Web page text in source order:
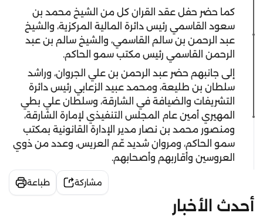
كما حضر حفل عقد القران كل من الشيخ محمد بن
سعود القاسمي رئيس دائرة المالية المركزية، والشيخ
عبد الرحمن بن سالم القاسمي، والشيخ سالم بن عبد
الرحمن القاسمي رئيس مكتب سمو الحاكم.
إلى جانبهم حضر عبد الرحمن بن علي الجروان، وراشد
سلطان بن طليعة، ومحمد عبيد الزعابي رئيس دائرة
التشريفات والضيافة في الشارقة، وسلطان علي بطي
المهيري أمين عام المجلس التنفيذي لإمارة الشارقة،
ومنصور محمد بن نصار مدير الإدارة القانونية بمكتب
سمو الحاكم، ومروان شديد عّم العريس، وعدد من ذوي
العروسين وأقاربهم وأصحابهم.
مشاركة طباعة
أحدث الأخبار